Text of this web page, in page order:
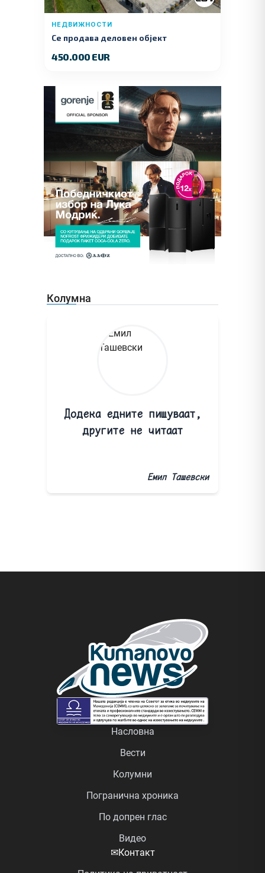
НЕДВИЖНОСТИ
Се продава деловен објект
450.000 EUR
Колумна
Додека едните пишуваат,
другите не читаат
Емил Ташевски
Насловна
Вести
Колумни
Погранична хроника
По допрен глас
Видео
✉Контакт